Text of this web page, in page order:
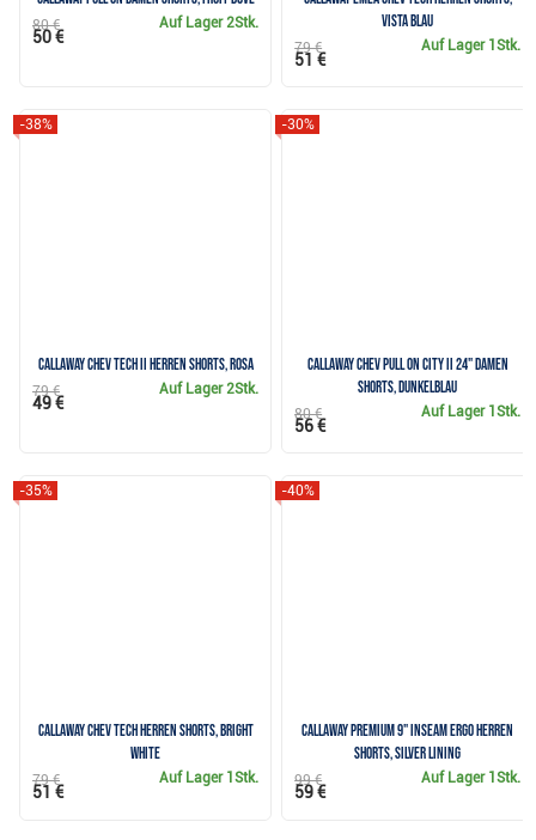
Auf Lager2Stk.
80 €
50 €
vista blau
Auf Lager 1Stk.
79 €
51 €
Callaway Chev Tech II Herren Shorts, rosa
-38%
Auf Lager2Stk.
79 €
49 €
Callaway Chev Pull On City II 24" Damen
Shorts, dunkelblau
-30%
Auf Lager 1Stk.
80 €
56 €
Callaway Chev Tech Herren Shorts, bright
white
-35%
Auf Lager 1Stk.
79 €
51 €
Callaway Premium 9" Inseam Ergo Herren
Shorts, silver lining
-40%
Auf Lager 1Stk.
99 €
59 €